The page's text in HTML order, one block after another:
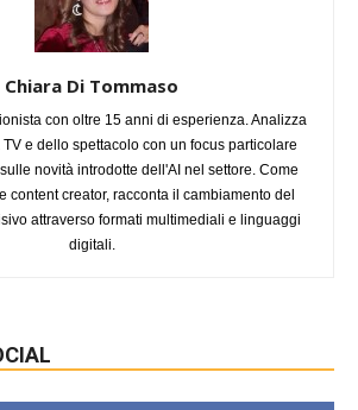
Chiara Di Tommaso
con oltre 15 anni di esperienza. Analizza
TV e dello spettacolo con un focus particolare
novità introdotte dell'AI nel settore. Come
content creator, racconta il cambiamento del
attraverso formati multimediali e linguaggi
digitali.